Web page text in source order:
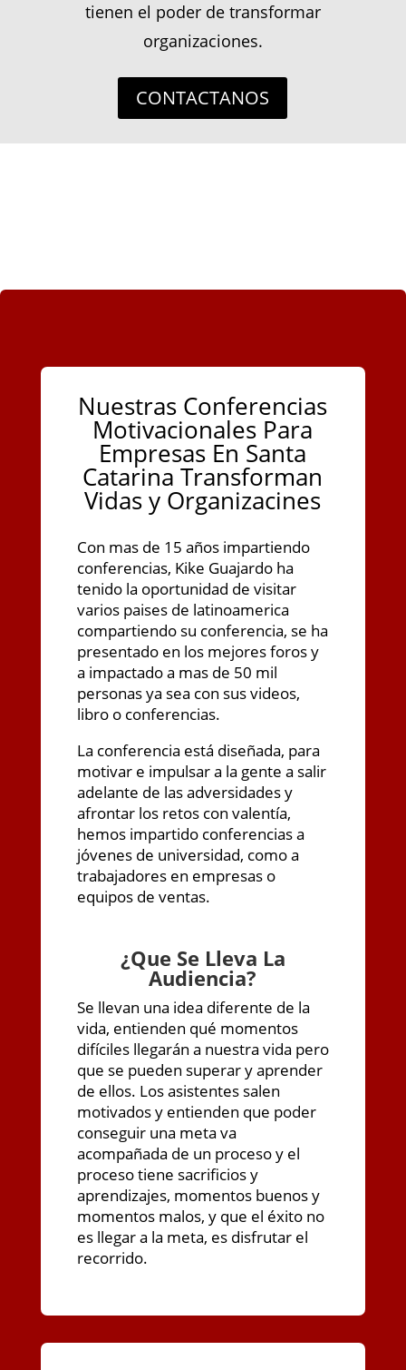
tienen el poder de transformar
organizaciones.
CONTACTANOS
Nuestras Conferencias
Motivacionales Para
Empresas En Santa
Catarina Transforman
Vidas y Organizacines
Con mas de 15 años impartiendo
conferencias, Kike Guajardo ha
tenido la oportunidad de visitar
varios paises de latinoamerica
compartiendo su conferencia, se ha
presentado en los mejores foros y
a impactado a mas de 50 mil
personas ya sea con sus videos,
libro o conferencias.
La conferencia está diseñada, para
motivar e impulsar a la gente a salir
adelante de las adversidades y
afrontar los retos con valentía,
hemos impartido conferencias a
jóvenes de universidad, como a
trabajadores en empresas o
equipos de ventas.
¿Que Se Lleva La
Audiencia?
Se llevan una idea diferente de la
vida, entienden qué momentos
difíciles llegarán a nuestra vida pero
que se pueden superar y aprender
de ellos. Los asistentes salen
motivados y entienden que poder
conseguir una meta va
acompañada de un proceso y el
proceso tiene sacrificios y
aprendizajes, momentos buenos y
momentos malos, y que el éxito no
es llegar a la meta, es disfrutar el
recorrido.